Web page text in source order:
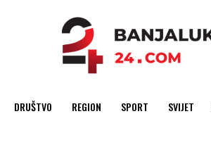
DRUŠTVO REGION SPORT SVIJET